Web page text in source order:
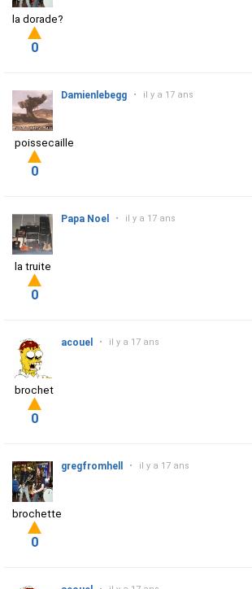
la dorade?
0
Damienlebegg • il y a 17 ans
poissecaille
0
Papa Noel • il y a 17 ans
la truite
0
acouel • il y a 17 ans
brochet
0
gregfromhell • il y a 17 ans
brochette
0